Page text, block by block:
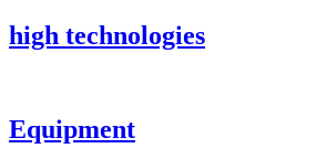
high technologies
Equipment